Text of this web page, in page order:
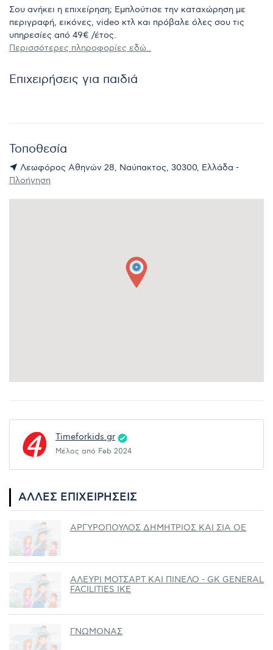
Σου ανήκει η επιχείρηση; Εμπλούτισε την καταχώρηση με
περιγραφή, εικόνες, video κτλ και πρόβαλε όλες σου τις
υπηρεσίες από 49€ /έτος.
Περισσότερες πληροφορίες εδώ..
Επιχειρήσεις για παιδιά
Τοποθεσία
Λεωφόρος Αθηνών 28, Ναύπακτος, 30300, Ελλάδα -
Πλοήγηση
Timeforkids.gr
Μέλος από Feb 2024
ΆΛΛΕΣ ΕΠΙΧΕΙΡΉΣΕΙΣ
ΑΡΓΥΡΟΠΟΥΛΟΣ ΔΗΜΗΤΡΙΟΣ ΚΑΙ ΣΙΑ ΟΕ
ΑΛΕΥΡΙ ΜΟΤΣΑΡΤ ΚΑΙ ΠΙΝΕΛΟ - GK GENERAL
FACILITIES ΙΚΕ
ΓΝΩΜΟΝΑΣ